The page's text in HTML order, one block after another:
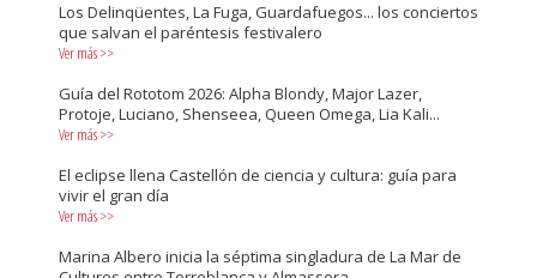
Los Delinqüentes, La Fuga, Guardafuegos... los conciertos
que salvan el paréntesis festivalero
Ver más>>
Guía del Rototom 2026: Alpha Blondy, Major Lazer,
Protoje, Luciano, Shenseea, Queen Omega, Lia Kali...
Ver más>>
El eclipse llena Castellón de ciencia y cultura: guía para
vivir el gran día
Ver más>>
Marina Albero inicia la séptima singladura de La Mar de